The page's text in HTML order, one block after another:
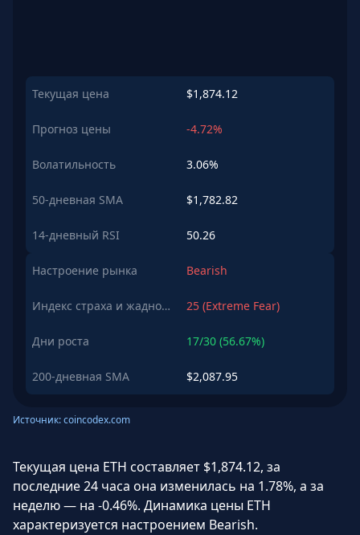
Текущая цена $1,874.12
Прогноз цены -4.72%
Волатильность 3.06%
50-дневная SMA $1,782.82
14-дневный RSI 50.26
Настроение рынка Bearish
Индекс страха и жадности 25 (Extreme Fear)
Дни роста 17/30 (56.67%)
200-дневная SMA $2,087.95
Источник: coincodex.com
Текущая цена ETH составляет $1,874.12, за
последние 24 часа она изменилась на 1.78%, а за
неделю — на -0.46%. Динамика цены ETH
характеризуется настроением Bearish.